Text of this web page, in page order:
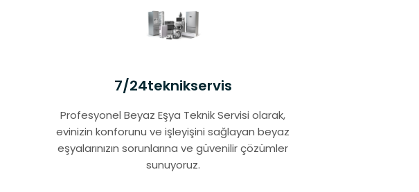
7/24teknikservis
Profesyonel Beyaz Eşya Teknik Servisi olarak,
evinizin konforunu ve işleyişini sağlayan beyaz
eşyalarınızın sorunlarına ve güvenilir çözümler
sunuyoruz.